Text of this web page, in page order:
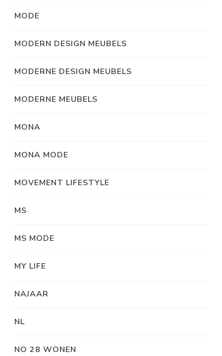
MODE
MODERN DESIGN MEUBELS
MODERNE DESIGN MEUBELS
MODERNE MEUBELS
MONA
MONA MODE
MOVEMENT LIFESTYLE
MS
MS MODE
MY LIFE
NAJAAR
NL
NO 28 WONEN